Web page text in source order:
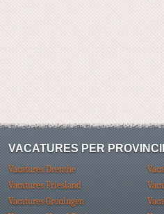
VACATURES PER
Vacatures Drenthe
Vacatures Friesland
Vacatures Groningen